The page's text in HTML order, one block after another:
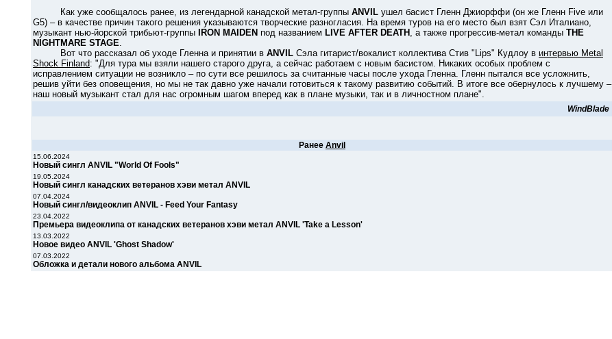
Как уже сообщалось ранее, из легендарной канадской метал-группы ANVIL ушел басист Гленн Джиорффи (он же Гленн Five или
G5) – в качестве причин такого решения указываются творческие разногласия. На время туров на его место был взят Сэл Италиано,
музыкант нью-йорской трибьют-группы
IRON MAIDEN под названием LIVE AFTER DEATH , а также прогрессив-метал команды THE
NIGHTMARE STAGE.
Вот что рассказал об уходе Гленна и принятии в ANVIL Сэла гитарист/вокалист коллектива Стив "Lips" Кудлоу в интервью Metal
Shock Finland: "Для тура мы взяли нашего старого друга, а сейчас работаем с новым басистом. Никаких особых проблем с
исправлением ситуации не возникло – по сути все решилось за считанные часы после ухода Гленна. Гленн пытался все усложнить,
решив уйти без оповещения, но мы не так давно уже начали готовиться к такому развитию событий. В итоге все обернулось к лучшему –
наш новый музыкант стал для нас огромным шагом вперед как в плане музыки, так и в личностном плане".
WindBlade
Ранее Anvil
15.06.2024
Новый сингл ANVIL "World Of Fools"
19.05.2024
Новый сингл канадских ветеранов хэви метал ANVIL
07.04.2024
Новый сингл/видеоклип ANVIL - Feed Your Fantasy
23.04.2022
Премьера видеоклипа от канадских ветеранов хэви метал ANVIL 'Take a Lesson'
13.03.2022
Новое видео ANVIL 'Ghost Shadow'
07.03.2022
Обложка и детали нового альбома ANVIL